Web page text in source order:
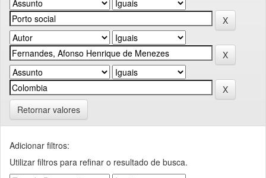
Retornar valores
Adicionar filtros:
Utilizar filtros para refinar o resultado de busca.